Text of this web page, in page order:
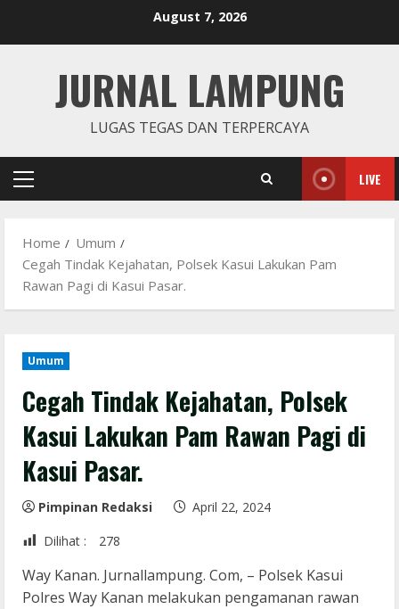
August 7, 2026
JURNAL LAMPUNG
LUGAS TEGAS DAN TERPERCAYA
Primary
LIVE
Home
Umum
Cegah Tindak Kejahatan, Polsek Kasui Lakukan Pam
Rawan Pagi di Kasui Pasar.
Umum
Cegah Tindak Kejahatan, Polsek
Kasui Lakukan Pam Rawan Pagi di
Kasui Pasar.
Pimpinan Redaksi
April 22, 2024
Dilihat :
278
Way Kanan. Jurnallampung. Com, – Polsek Kasui
Polres Way Kanan melakukan pengamanan rawan